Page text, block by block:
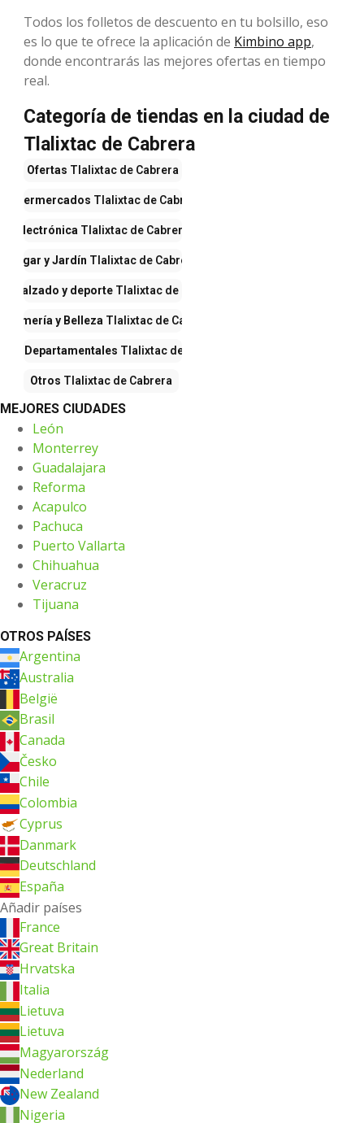
Todos los folletos de descuento en tu bolsillo, eso
es lo que te ofrece la aplicación de Kimbino app,
donde encontrarás las mejores ofertas en tiempo
real.
Categoría de tiendas en la ciudad de
Tlalixtac de Cabrera
Ofertas Tlalixtac de Cabrera
Supermercados Tlalixtac de Cabrera
Electrónica Tlalixtac de Cabrera
Hogar y Jardín Tlalixtac de Cabrera
calzado y deporteTlalixtac de Cabrera
y Belleza Tlalixtac de Cabrera
Departamentales Tlalixtac de Cabrera
Otros Tlalixtac de Cabrera
MEJORES CIUDADES
León
Monterrey
Guadalajara
Reforma
Acapulco
Pachuca
Puerto Vallarta
Chihuahua
Veracruz
Tijuana
OTROS PAÍSES
Argentina
Australia
België
Brasil
Canada
Česko
Chile
Colombia
Cyprus
Danmark
Deutschland
España
Añadir países
France
Great Britain
Hrvatska
Italia
Lietuva
Lietuva
Magyarország
Nederland
New Zealand
Nigeria